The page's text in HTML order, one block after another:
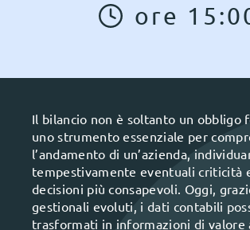
ore 15:
Il bilancio non è soltanto un obbligo
uno strumento essenziale per
l’andamento di un’azienda,
tempestivamente eventuali criticità
decisioni più consapevoli. Oggi,
gestionali evoluti, i dati contabili
trasformati in informazioni di valore